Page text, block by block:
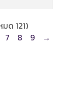
ด 121)
7 8 9 →